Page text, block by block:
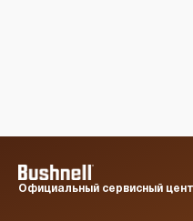
Официальный сервисный